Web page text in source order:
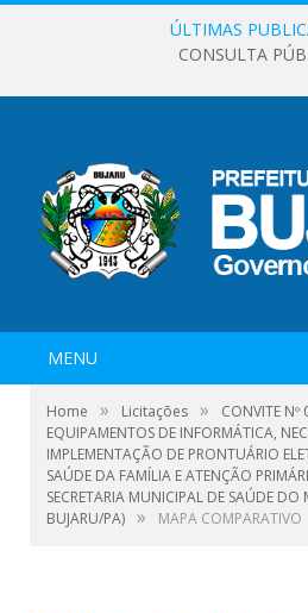
ÚLTIMAS
CONSULTA
MENU
Home » Licitações »
CONVITE
EQUIPAMENTOS DE INFORMÁTICA,
IMPLEMENTAÇÃO DE PRONTUÁRIO
SAÚDE DA FAMÍLIA E ATENÇÃO
SECRETARIA MUNICIPAL DE SAÚDE
BUJARU/PA) » MAPA COMPARATIVO